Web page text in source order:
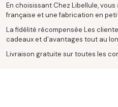
En choisissant Chez Libellule,
française et une fabrication en
La fidélité récompensée Les
cadeaux et d'avantages tout au
Livraison gratuite sur toutes les